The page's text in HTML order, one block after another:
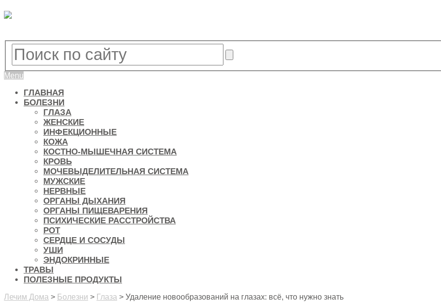
Menu
ГЛАВНАЯ
БОЛЕЗНИ
ГЛАЗА
ЖЕНСКИЕ
ИНФЕКЦИОННЫЕ
КОЖА
КОСТНО-МЫШЕЧНАЯ СИСТЕМА
КРОВЬ
МОЧЕВЫДЕЛИТЕЛЬНАЯ СИСТЕМА
МУЖСКИЕ
НЕРВНЫЕ
ОРГАНЫ ДЫХАНИЯ
ОРГАНЫ ПИЩЕВАРЕНИЯ
ПСИХИЧЕСКИЕ РАССТРОЙСТВА
РОТ
СЕРДЦЕ И СОСУДЫ
УШИ
ЭНДОКРИННЫЕ
ТРАВЫ
ПОЛЕЗНЫЕ ПРОДУКТЫ
Лечим Дома > Болезни > Глаза > Удаление новообразований на глазах: всё, что нужно знать